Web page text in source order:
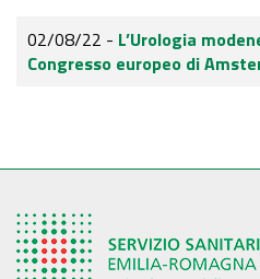
02/08/22 - L’Urologia
Congresso europeo di